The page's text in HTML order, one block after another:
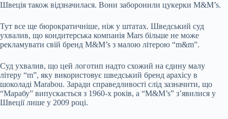
Швеція також відзначилася. Вони заборонили цукерки M&M’s.
Тут все ще бюрократичніше, ніж у штатах. Шведський суд
ухвалив, що кондитерська компанія Mars більше не може
рекламувати свій бренд M&M’s з малою літерою “m&m”.
Суд ухвалив, що цей логотип надто схожий на єдину малу
літеру “m”, яку використовує шведський бренд арахісу в
шоколаді Marabou. Заради справедливості слід зазначити, що
“Марабу” випускається з 1960-х років, а “M&M’s” з’явилися у
Швеції лише у 2009 році.